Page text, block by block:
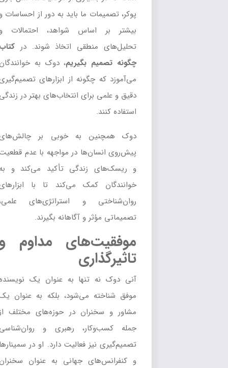
پوکر، تصمیمات ما باید به دور از احساسات و
بیشتر بر اساس شواهد، احتمالات و
تحلیل‌های منطقی اتخاذ شوند. درکتاب
چگونه تصمیم بگیریم ، دوک به خوانندگان
می‌آموزد که چگونه از ابزارهای تصمیم‌گیری
دقیق و علمی برای انتخاب‌های بهتر در زندگی
استفاده کنند.
دوک همچنین به خوبی بر چالش‌های
پیش‌روی انسان‌ها در مواجهه با عدم قطعیت
و ریسک‌های زندگی تأکید می‌کند و به
خوانندگان کمک می‌کند تا با ابزارهای
روان‌شناختی و استراتژی‌های علمی،
تصمیماتی مؤثر و آگاهانه بگیرند.
موفقیت‌های مداوم و
تاثیرگذاری
آنی دوک نه تنها به عنوان یک نویسنده
موفق شناخته می‌شود، بلکه به عنوان یک
مشاور و سخنران در حوزه‌های مختلف از
جمله کسب‌وکار، رهبری و روان‌شناسی
تصمیم‌گیری نیز فعالیت دارد. او در سمینارها
و کنفرانس‌های جهانی به عنوان سخنران